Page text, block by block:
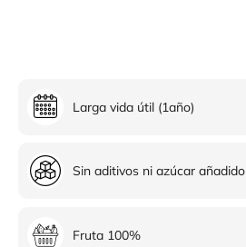
Larga vida útil (1año)
Sin aditivos ni azúcar añadido
Fruta 100%